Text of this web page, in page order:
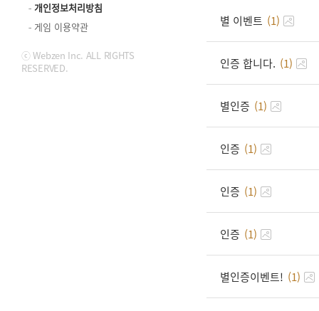
개인정보처리방침
게임 이용약관
ⓒ Webzen Inc. ALL RIGHTS
RESERVED.
별 이벤트 (1)
인증 합니다. (1)
별인증 (1)
인증 (1)
인증 (1)
인증 (1)
별인증이벤트! (1)